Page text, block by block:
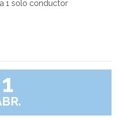
1 solo conductor
1